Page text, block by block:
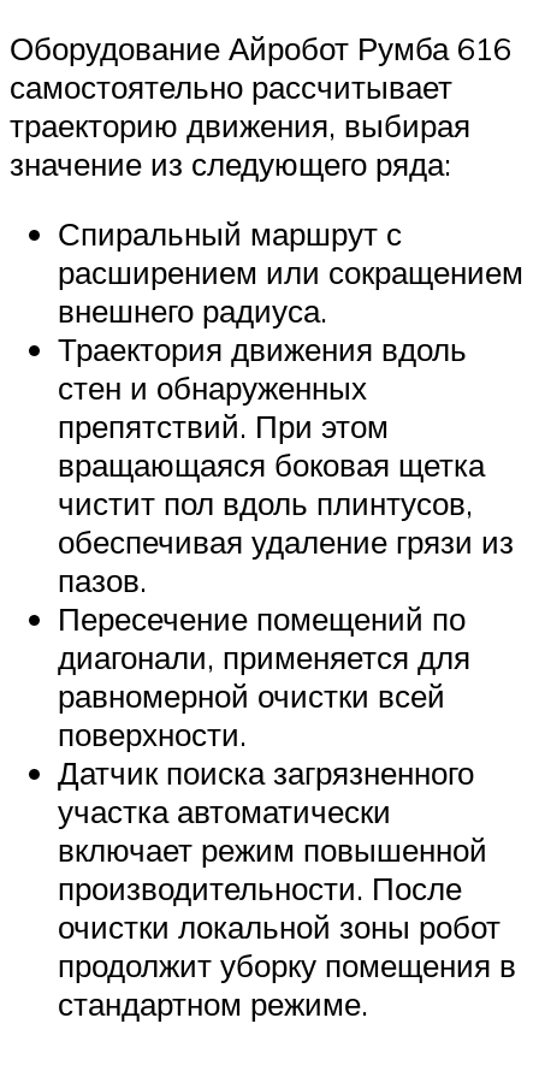
Оборудование Айробот Румба 616
самостоятельно рассчитывает
траекторию движения, выбирая
значение из следующего ряда:
Спиральный маршрут с
расширением или сокращением
внешнего радиуса.
Траектория движения вдоль
стен и обнаруженных
препятствий. При этом
вращающаяся боковая щетка
чистит пол вдоль плинтусов,
обеспечивая удаление грязи из
пазов.
Пересечение помещений по
диагонали, применяется для
равномерной очистки всей
поверхности.
Датчик поиска загрязненного
участка автоматически
включает режим повышенной
производительности. После
очистки локальной зоны робот
продолжит уборку помещения в
стандартном режиме.